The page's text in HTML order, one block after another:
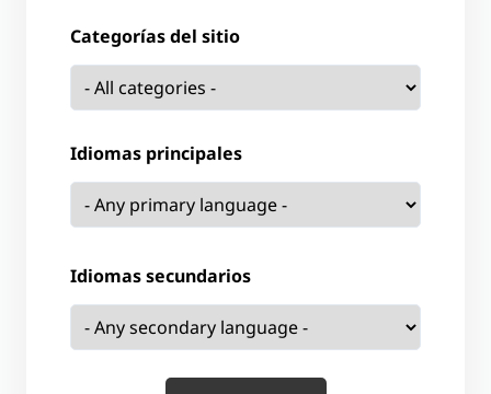
Categorías del sitio
Idiomas principales
Idiomas secundarios